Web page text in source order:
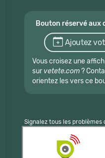
Bouton réservé
Ajoutez
Vous croisez une
sur vetete.com?
orientez les vers ce
Signalez tous les problèmes